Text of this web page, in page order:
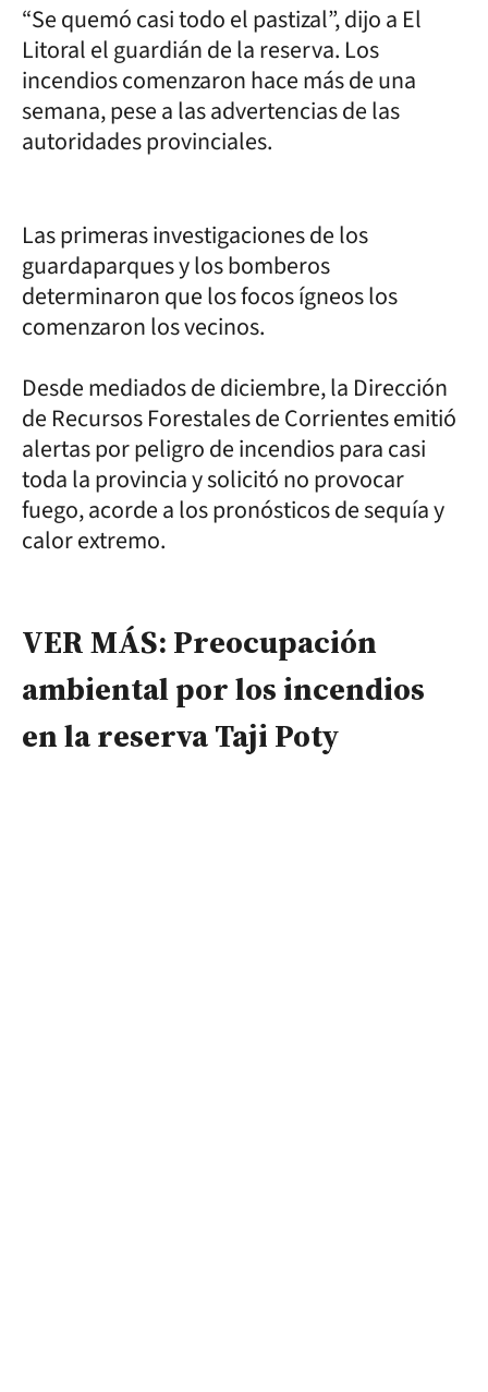
“Se quemó casi todo el pastizal”, dijo a El
Litoral el guardián de la reserva. Los
incendios comenzaron hace más de una
semana, pese a las advertencias de las
autoridades provinciales.
Las primeras investigaciones de los
guardaparques y los bomberos
determinaron que los focos ígneos los
comenzaron los vecinos.
Desde mediados de diciembre, la Dirección
de Recursos Forestales de Corrientes emitió
alertas por peligro de incendios para casi
toda la provincia y solicitó no provocar
fuego, acorde a los pronósticos de sequía y
calor extremo.
VER MÁS: Preocupación
ambiental por los incendios
en la reserva Taji Poty